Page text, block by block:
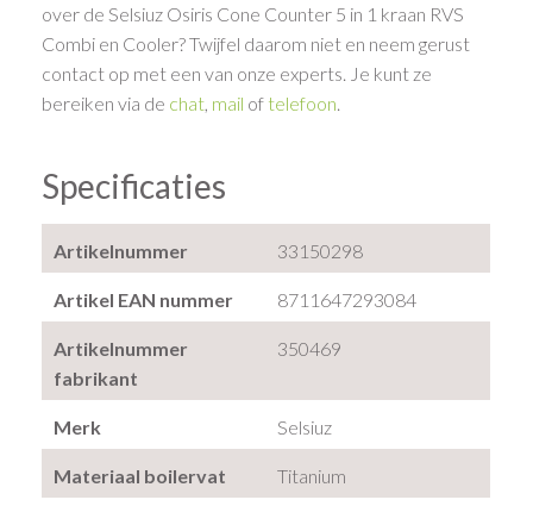
over de Selsiuz Osiris Cone Counter 5 in 1 kraan RVS
Combi en Cooler? Twijfel daarom niet en neem gerust
contact op met een van onze experts. Je kunt ze
bereiken via de chat mail of telefoon
Specificaties
Artikelnummer 33150298
Artikel EAN nummer 8711647293084
Artikelnummer
fabrikant
350469
Merk Selsiuz
Materiaal boilervat Titanium